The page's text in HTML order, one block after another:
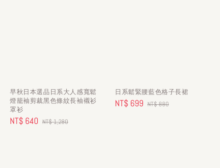
早秋日本選品日系大人感寬鬆
燈籠袖剪裁黑色條紋長袖襯衫
罩衫
Sale
NT$ 640 Regular
NT$ 1,280
日系鬆緊腰藍色格子長裙
Sale
NT$ 699 Regular
NT$ 880